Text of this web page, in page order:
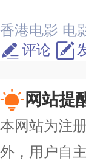
香港电影 电
评论
网站提
本网站为注
外，用户自